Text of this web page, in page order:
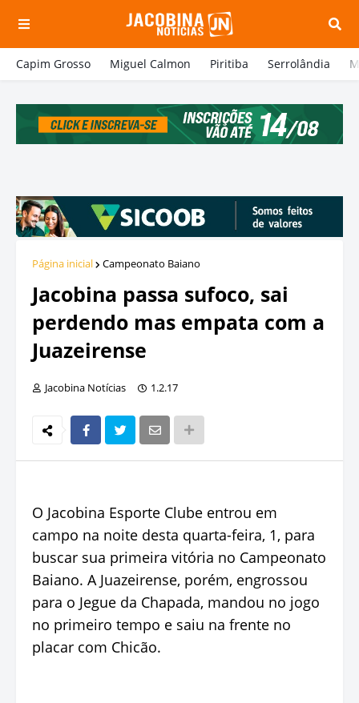
Capim Grosso Miguel Calmon Piritiba Serrolândia
Página inicial Campeonato Baiano
Jacobina passa sufoco, sai
perdendo mas empata com a
Juazeirense
Jacobina Notícias 1.2.17
O Jacobina Esporte Clube entrou em
campo na noite desta quarta-feira, 1, para
buscar sua primeira vitória no Campeonato
Baiano. A Juazeirense, porém, engrossou
para o Jegue da Chapada, mandou no jogo
no primeiro tempo e saiu na frente no
placar com Chicão.